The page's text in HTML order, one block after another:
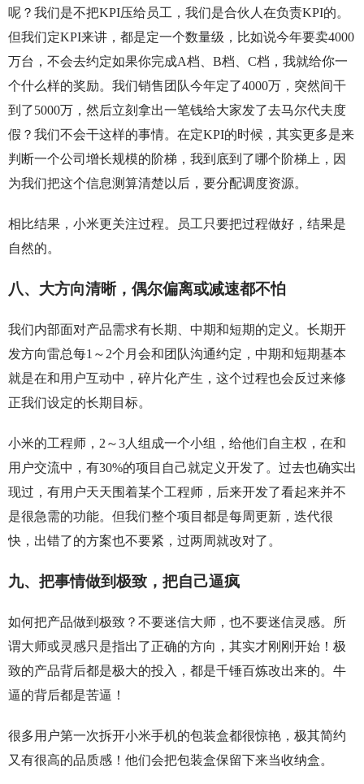
呢？我们是不把KPI压给员工，我们是合伙人在负责KPI的。
但我们定KPI来讲，都是定一个数量级，比如说今年要卖4000
万台，不会去约定如果你完成A档、B档、C档，我就给你一
个什么样的奖励。我们销售团队今年定了4000万，突然间干
到了5000万，然后立刻拿出一笔钱给大家发了去马尔代夫度
假？我们不会干这样的事情。在定KPI的时候，其实更多是来
判断一个公司增长规模的阶梯，我到底到了哪个阶梯上，因
为我们把这个信息测算清楚以后，要分配调度资源。
相比结果，小米更关注过程。员工只要把过程做好，结果是
自然的。
八、大方向清晰，偶尔偏离或减速都不怕
我们内部面对产品需求有长期、中期和短期的定义。长期开
发方向雷总每1～2个月会和团队沟通约定，中期和短期基本
就是在和用户互动中，碎片化产生，这个过程也会反过来修
正我们设定的长期目标。
小米的工程师，2～3人组成一个小组，给他们自主权，在和
用户交流中，有30%的项目自己就定义开发了。过去也确实出
现过，有用户天天围着某个工程师，后来开发了看起来并不
是很急需的功能。但我们整个项目都是每周更新，迭代很
快，出错了的方案也不要紧，过两周就改对了。
九、把事情做到极致，把自己逼疯
如何把产品做到极致？不要迷信大师，也不要迷信灵感。所
谓大师或灵感只是指出了正确的方向，其实才刚刚开始！极
致的产品背后都是极大的投入，都是千锤百炼改出来的。牛
逼的背后都是苦逼！
很多用户第一次拆开小米手机的包装盒都很惊艳，极其简约
又有很高的品质感！他们会把包装盒保留下来当收纳盒。